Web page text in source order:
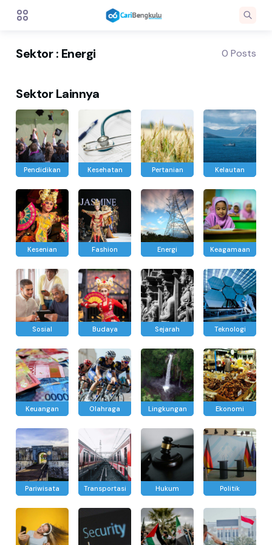
Sektor : Energi 0 Posts
Sektor Lainnya
Pendidikan Kesehatan Pertanian Kelautan
Kesenian Fashion Energi Keagamaan
Sosial Budaya Sejarah Teknologi
Keuangan Olahraga Lingkungan Ekonomi
Pariwisata Transportasi Hukum Politik